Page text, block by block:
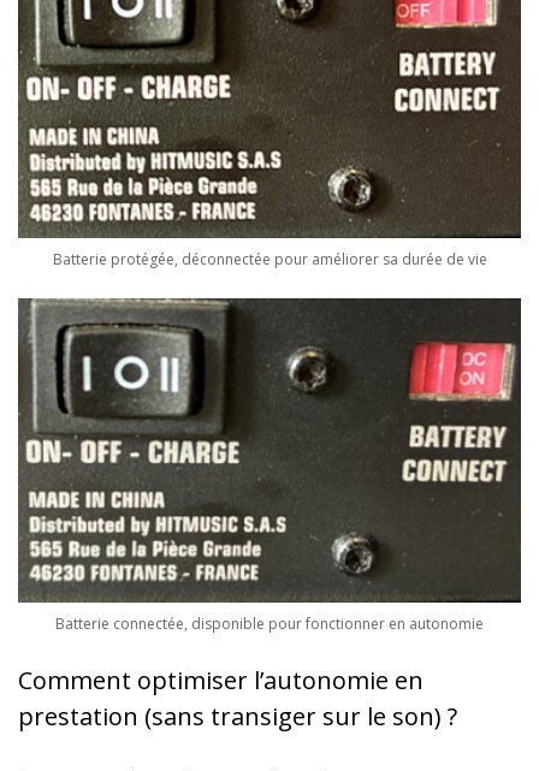
Batterie protégée, déconnectée pour améliorer sa durée de vie
Batterie connectée, disponible pour fonctionner en autonomie
Comment optimiser l’autonomie en
prestation (sans transiger sur le son) ?